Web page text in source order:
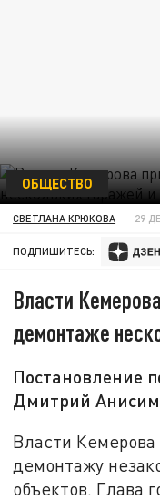
ОБЩЕСТВО
СВЕТЛАНА КРЮКОВА 29
ПОДПИШИТЕСЬ:
Власти
демонтаже
Постановление
Дмитрий
Власти
демонтажу
объектов. Глава